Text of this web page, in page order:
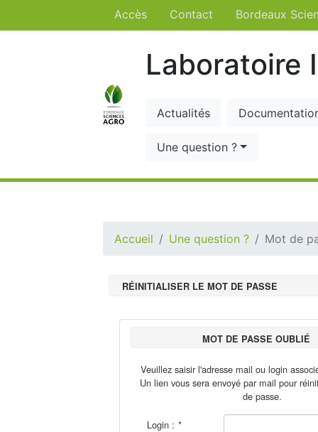
Accès Contact Bordeaux
Laboratoire
Actualités
Une question ?
Accueil Une question ? Mot de